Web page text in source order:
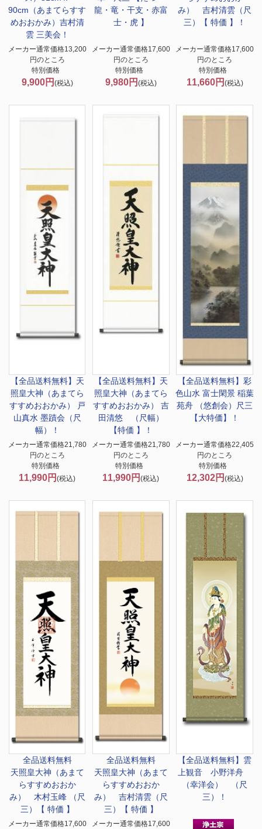
90cm（あまてらすす
めおおかみ）吉村清
雲 三美会！
メーカー通常価格13,200
円のところ
特別価格
9,900円 (税込)
龍・竜・干支・赤富
士・虎 】
メーカー通常価格17,600
円のところ
特別価格
9,980円 (税込)
み） 吉村清雲（尺
三）【 特価 】！
メーカー通常価格17,600
円のところ
特別価格
11,660円 (税込)
【全品送料無料】 天
照皇大神（あまてら
すすめおおかみ） 戸
山真水 墨蹟会（尺
幅）！
メーカー通常価格21,780
円のところ
特別価格
11,990円(税込)
【全品送料無料】 天
照皇大神（あまてら
すすめおおかみ） 吉
田清悠 （尺幅）
【特価 】！
メーカー通常価格21,780
円のところ
特別価格
11,990円(税込)
【全品送料無料】彩
色山水 富士閑景 稲葉
苑舟 （悠創会）尺三
【大特価】！
メーカー通常価格22,405
円のところ
特別価格
12,302円 (税込)
全品送料無料
天照皇大神（あまて
らすすめおおか
み） 木村玉峰 （尺
三）【 特価 】
メーカー通常価格17,600
全品送料無料
天照皇大神（あまて
らすすめおおか
み） 吉村清雲（尺
三）【 特価 】
メーカー通常価格17,600
【全品送料無料】 雲
上観音 小野洋舟
（幸洋会） （尺
三）！